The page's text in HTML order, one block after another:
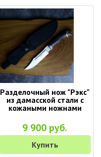
Разделочный нож "Рэкс"
из дамасской стали с
кожаными ножнами
9 900 руб.
Купить